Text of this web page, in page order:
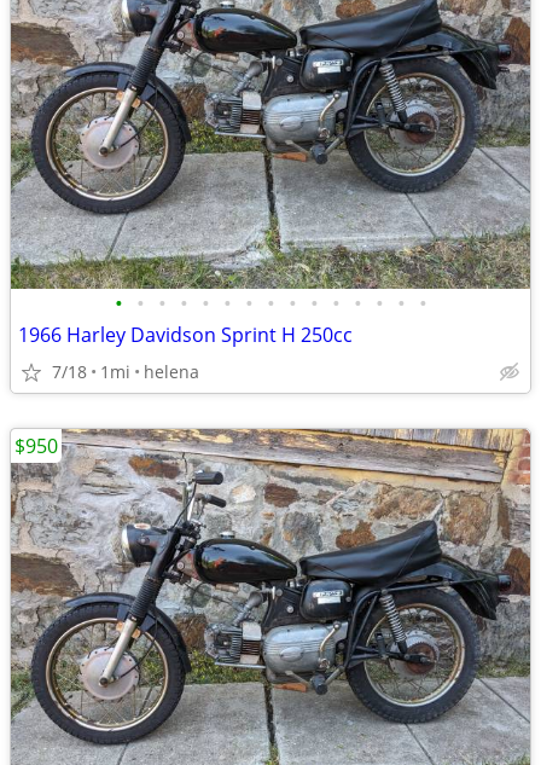
• • • • • • • • • • • • • • •
1966 Harley Davidson Sprint H 250cc
7/18 1mi helena
$950